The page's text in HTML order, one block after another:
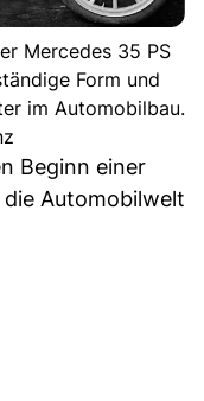
Mercedes 35 PS
Form und
im Automobilbau.
Beginn einer
Automobilwelt